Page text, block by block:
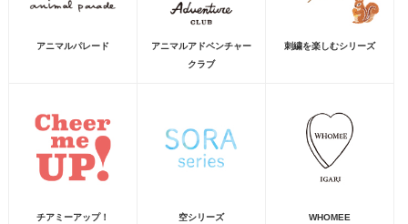
アニマルパレード
アニマルアドベンチャー
クラブ
刺繍を楽しむシリーズ
チアミーアップ！ 空シリーズ WHOMEE